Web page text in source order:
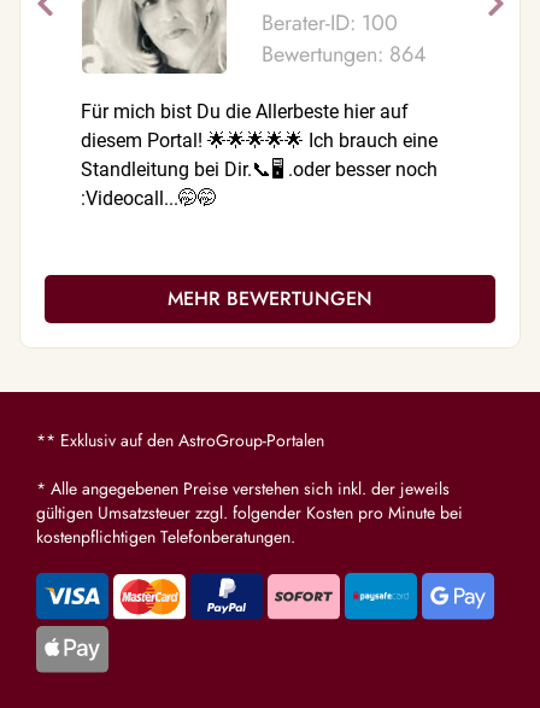
Berater-ID: 100
Bewertungen: 864
Für mich bist Du die Allerbeste hier auf
diesem Portal! 🌟🌟🌟🌟🌟 Ich brauch eine
Standleitung bei Dir.📞🖥 .oder besser noch
:Videocall...🤭🤭
uns
😘😘
MEHR BEWERTUNGEN
** Exklusiv auf den AstroGroup-Portalen
* Alle angegebenen Preise verstehen sich inkl. der jeweils
gültigen Umsatzsteuer zzgl. folgender Kosten pro Minute bei
kostenpflichtigen Telefonberatungen.